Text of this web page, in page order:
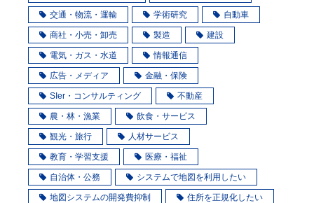
交通・物流・運輸 学術研究 自動車
商社・小売・卸売 製造 建設
電気・ガス・水道 情報通信
広告・メディア 金融・保険
SIer・コンサルティング 不動産
農・林・漁業 飲食・サービス
観光・旅行 人材サービス
教育・学習支援 医療・福祉
自治体・公務 システムで地図を利用したい
地図システムの開発費抑制 住所を正規化したい